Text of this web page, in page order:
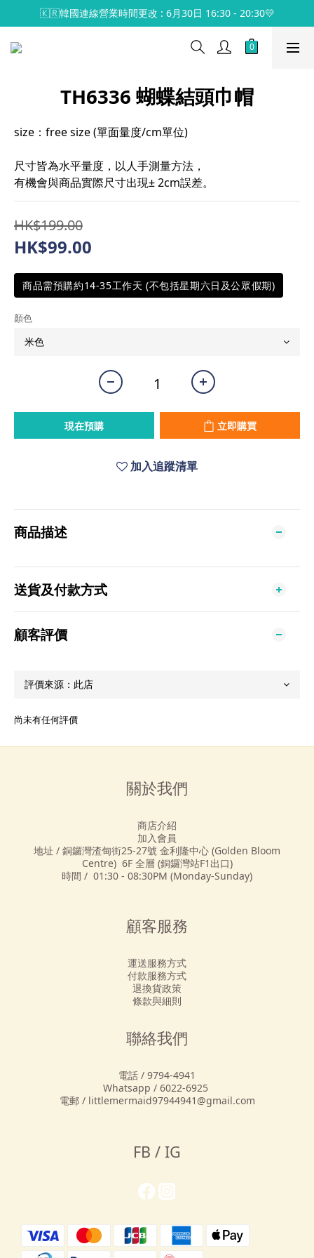
🇰🇷韓國連線營業時間更改 : 6月30日 16:30 - 20:30💛
TH6336 蝴蝶結頭巾帽
size：free size (單面量度/cm單位)
尺寸皆為水平量度，以人手測量方法，
有機會與商品實際尺寸出現± 2cm誤差。
HK$199.00
HK$99.00
商品需預購約14-35工作天 (不包括星期六日及公眾假期)
顏色
現在預購 立即購買
加入追蹤清單
商品描述
送貨及付款方式
顧客評價
尚未有任何評價
關於我們
商店介紹
加入會員
地址 / 銅鑼灣渣甸街25-27號 金利隆中心 (Golden Bloom
Centre) 6F 全層 (銅鑼灣站F1出口)
時間 / 01:30 - 08:30PM (Monday-Sunday)
顧客服務
運送服務方式
付款服務方式
退換貨政策
條款與細則
聯絡我們
電話 / 9794-4941
Whatsapp / 6022-6925
電郵 / littlemermaid97944941@gmail.com
FB / IG